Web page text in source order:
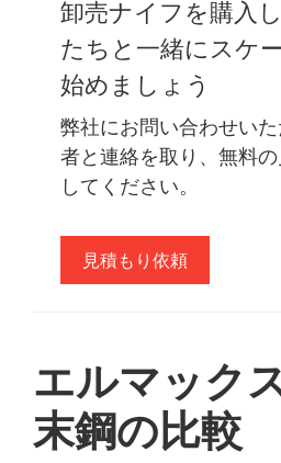
卸売ナイフを購入
たちと一緒にスケ
始めましょう
弊社にお問い合わせい
者と連絡を取り、無料
してください。
見積もり依頼
エルマック
末鋼の比較